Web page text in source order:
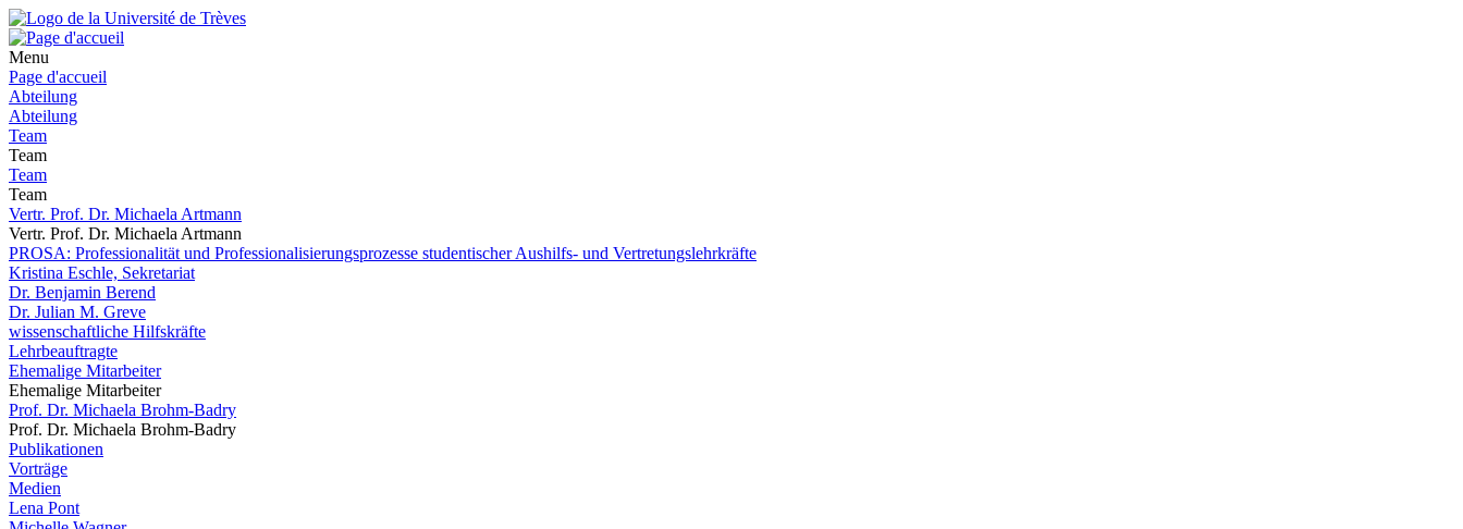
Menu
Page d'accueil
Abteilung
Abteilung
Team
Team
Team
Team
Vertr. Prof. Dr. Michaela Artmann
Vertr. Prof. Dr. Michaela Artmann
PROSA: Professionalität und Professionalisierungsprozesse studentischer Aushilfs- und Vertretungslehrkräfte
Kristina Eschle, Sekretariat
Dr. Benjamin Berend
Dr. Julian M. Greve
wissenschaftliche Hilfskräfte
Lehrbeauftragte
Ehemalige Mitarbeiter
Ehemalige Mitarbeiter
Prof. Dr. Michaela Brohm-Badry
Prof. Dr. Michaela Brohm-Badry
Publikationen
Vorträge
Medien
Lena Pont